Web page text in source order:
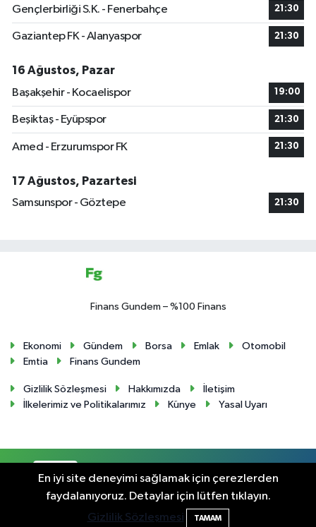
Gençlerbirliği S.K. - Fenerbahçe 21:30
Gaziantep FK - Alanyaspor 21:30
16 Ağustos, Pazar
Başakşehir - Kocaelispor
19:00
Beşiktaş - Eyüpspor 21:30
Amed - Erzurumspor FK 21:30
17 Ağustos, Pazartesi
Samsunspor - Göztepe
21:30
Finans Gundem – %100 Finans
Ekonomi Gündem Borsa Emlak
Otomobil
Emtia
Finans Gundem
Gizlilik Sözleşmesi Hakkımızda
İletişim
İlkelerimiz ve Politikalarımız
Künye Yasal Uyarı
Haber Yazılımı:TE Bilişim
En iyi site deneyimi sağlamak için çerezlerden
faydalanıyoruz. Detaylar için lütfen tıklayın.
Gizlilik Sözleşmesi
TAMAM